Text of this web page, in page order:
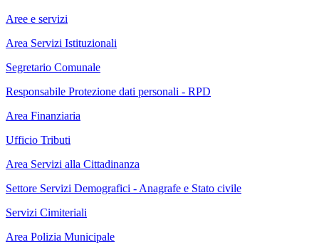
Aree e servizi
Area Servizi Istituzionali
Segretario Comunale
Responsabile Protezione dati personali - RPD
Area Finanziaria
Ufficio Tributi
Area Servizi alla Cittadinanza
Settore Servizi Demografici - Anagrafe e Stato civile
Servizi Cimiteriali
Area Polizia Municipale